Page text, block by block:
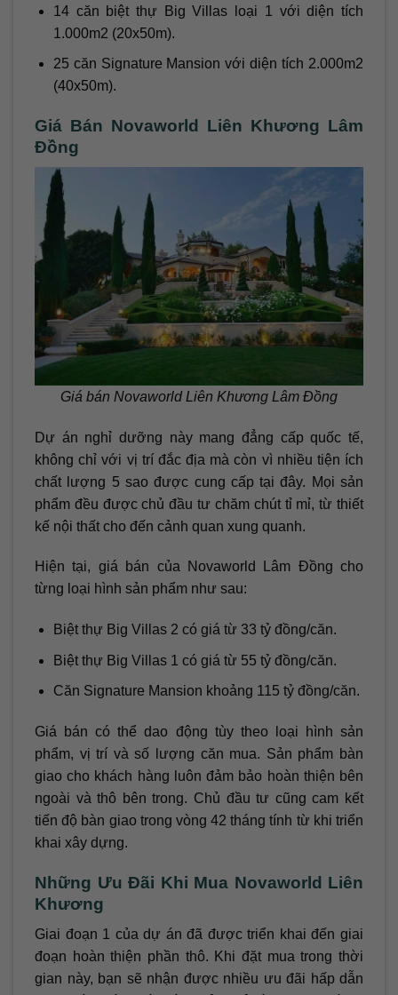
14 căn biệt thự Big Villas loại 1 với diện tích
1.000m2 (20x50m).
25 căn Signature Mansion với diện tích 2.000m2
(40x50m).
Giá Bán Novaworld Liên Khương Lâm
Đồng
Giá bán Novaworld Liên Khương Lâm Đồng
Dự án nghỉ dưỡng này mang đẳng cấp quốc tế,
không chỉ với vị trí đắc địa mà còn vì nhiều tiện ích
chất lượng 5 sao được cung cấp tại đây. Mọi sản
phẩm đều được chủ đầu tư chăm chút tỉ mỉ, từ thiết
kế nội thất cho đến cảnh quan xung quanh.
Hiện tại, giá bán của Novaworld Lâm Đồng cho
từng loại hình sản phẩm như sau:
Biệt thự Big Villas 2 có giá từ 33 tỷ đồng/căn.
Biệt thự Big Villas 1 có giá từ 55 tỷ đồng/căn.
Căn Signature Mansion khoảng 115 tỷ đồng/căn.
Giá bán có thể dao động tùy theo loại hình sản
phẩm, vị trí và số lượng căn mua. Sản phẩm bàn
giao cho khách hàng luôn đảm bảo hoàn thiện bên
ngoài và thô bên trong. Chủ đầu tư cũng cam kết
tiến độ bàn giao trong vòng 42 tháng tính từ khi triển
khai xây dựng.
Những Ưu Đãi Khi Mua Novaworld Liên
Khương
Giai đoạn 1 của dự án đã được triển khai đến giai
đoạn hoàn thiện phần thô. Khi đặt mua trong thời
gian này, bạn sẽ nhận được nhiều ưu đãi hấp dẫn